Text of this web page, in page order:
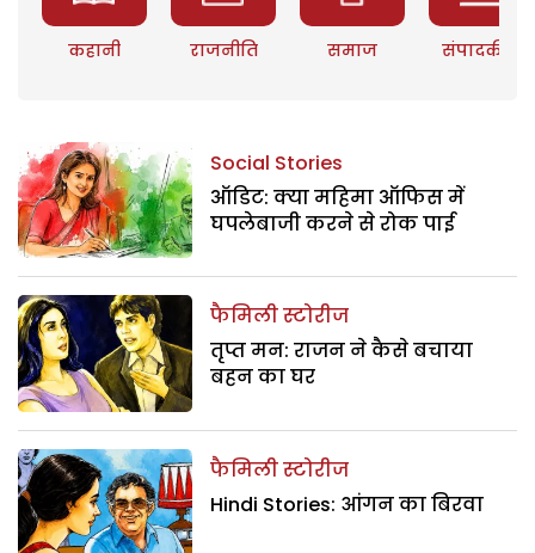
कहानी राजनीति समाज संपादकीय
Social Stories
ऑडिट: क्या महिमा ऑफिस में
घपलेबाजी करने से रोक पाई
फैमिली स्टोरीज
तृप्त मन: राजन ने कैसे बचाया
बहन का घर
फैमिली स्टोरीज
Hindi Stories: आंगन का बिरवा